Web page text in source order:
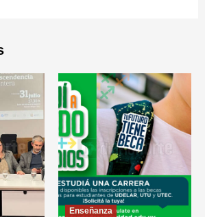
Enseñanza